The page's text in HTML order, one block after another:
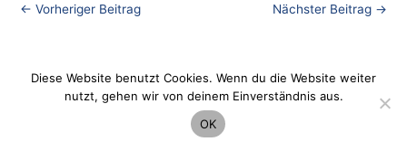
← Vorheriger Beitrag Nächster Beitrag →
Datenschutz
Diese Website benutzt Cookies. Wenn du die Website weiter
nutzt, gehen wir von deinem Einverständnis aus.
OK